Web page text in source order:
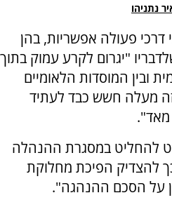
נתניהו
פעולה אפשריות, בהן
"יגרום לקרע עמוק בתוך
ובין המוסדות הלאומיים
מעלה חשש כבד לעתיד
מאד".
להחליט במסגרת ההנהלה
להצדיק הפיכת מחלוקת
על הסכם ההנהגה".